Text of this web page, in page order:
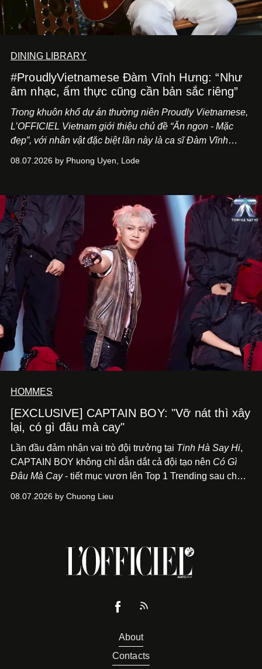
DINING LIBRARY
#ProudlyVietnamese Đàm Vĩnh Hưng: “Như
âm nhạc, ẩm thực cũng cần bản sắc riêng”
Trong khuôn khổ dự án thường niên Proudly Vietnamese,
L’OFFICIEL Vietnam giới thiệu chủ đề “Ăn ngon - Mặc
đẹp”, với nhân vật đặc biệt lần này là ca sĩ Đàm Vĩnh
Cà Phê Cà Pháo mang dấu ấn Indochine hoài niệm, thu
08.07.2026 by Phuong Uyen, Lode
HOMMES
[EXCLUSIVE] CAPTAIN BOY: "Vỡ nát thì xây
lại, có gì đâu mà cay"
Lần đầu đảm nhận vai trò đội trưởng tại Tinh Hà Say Hi,
CAPTAIN BOY không chỉ dẫn dắt cả đội tạo nên Có Gì
Đâu Mà Cay- tiết mục vươn lên Top 1 Trending sau chưa
để lắng nghe, kết nối và tin tưởng đồng đội. Với nam
08.07.2026 by Chuong Lieu
About
Contacts